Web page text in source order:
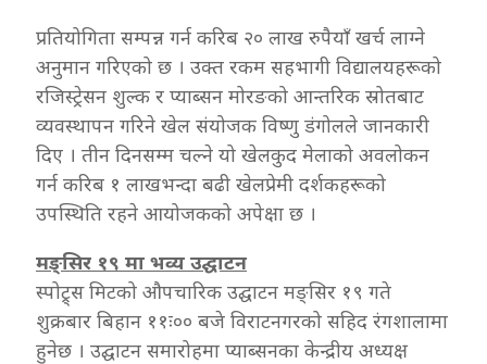
प्रतियोगिता सम्पन्न गर्न करिब २० लाख रुपैयाँ खर्च लाग्ने
अनुमान गरिएको छ । उक्त रकम सहभागी विद्यालयहरूको
रजिस्ट्रेसन शुल्क र प्याब्सन मोरङको आन्तरिक स्रोतबाट
व्यवस्थापन गरिने खेल संयोजक विष्णु डंगोलले जानकारी
दिए । तीन दिनसम्म चल्ने यो खेलकुद मेलाको अवलोकन
गर्न करिब १ लाखभन्दा बढी खेलप्रेमी दर्शकहरूको
उपस्थिति रहने आयोजकको अपेक्षा छ ।
मङ्सिर १९ मा भव्य उद्घाटन
स्पोट्र्स मिटको औपचारिक उद्घाटन मङ्सिर १९ गते
शुक्रबार बिहान ११ः०० बजे विराटनगरको सहिद रंगशालामा
हुनेछ । उद्घाटन समारोहमा प्याब्सनका केन्द्रीय अध्यक्ष